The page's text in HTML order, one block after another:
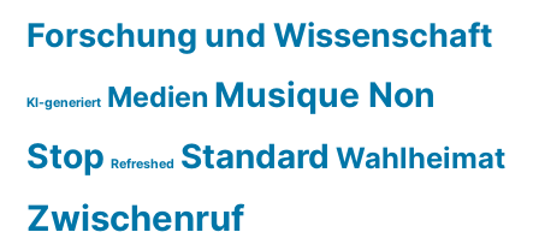
Forschung und Wissenschaft
KI-generiert Medien Musique Non
Stop Refreshed Standard Wahlheimat
Zwischenruf